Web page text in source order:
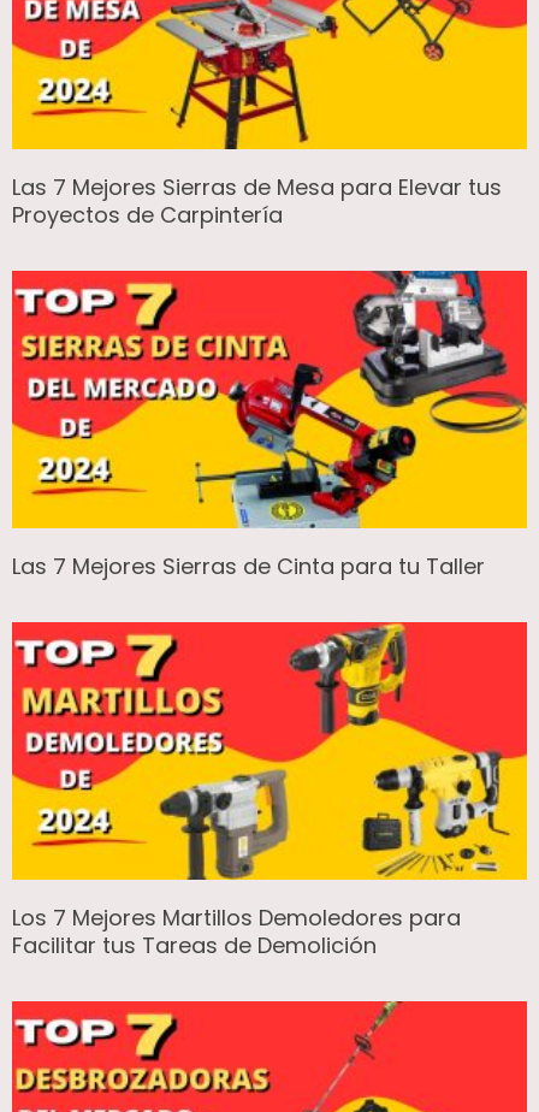
Las 7 Mejores Sierras de Mesa para Elevar tus
Proyectos de Carpintería
Las 7 Mejores Sierras de Cinta para tu Taller
Los 7 Mejores Martillos Demoledores para
Facilitar tus Tareas de Demolición